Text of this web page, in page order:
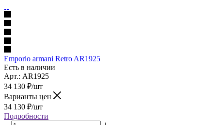
Emporio armani Retro AR1925
Есть в наличии
Арт.: AR1925
34 130 ₽/шт
Варианты цен
34 130 ₽/шт
Подробности